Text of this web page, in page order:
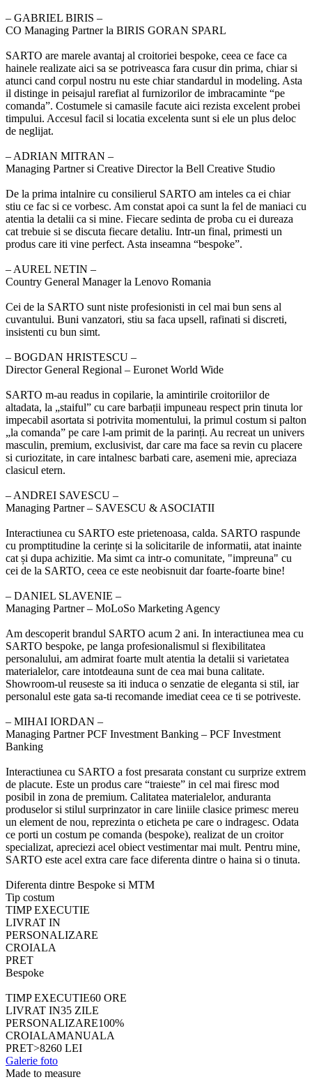
‒ GABRIEL BIRIS –
CO Managing Partner la BIRIS GORAN SPARL
SARTO are marele avantaj al croitoriei bespoke, ceea ce face ca
hainele realizate aici sa se potriveasca fara cusur din prima, chiar si
atunci cand corpul nostru nu este chiar standardul in modeling. Asta
il distinge in peisajul rarefiat al furnizorilor de imbracaminte “pe
comanda”. Costumele si camasile facute aici rezista excelent probei
timpului. Accesul facil si locatia excelenta sunt si ele un plus deloc
de neglijat.
‒ ADRIAN MITRAN –
Managing Partner si Creative Director la Bell Creative Studio
De la prima intalnire cu consilierul SARTO am inteles ca ei chiar
stiu ce fac si ce vorbesc. Am constat apoi ca sunt la fel de maniaci cu
atentia la detalii ca si mine. Fiecare sedinta de proba cu ei dureaza
cat trebuie si se discuta fiecare detaliu. Intr-un final, primesti un
produs care iti vine perfect. Asta inseamna “bespoke”.
‒ AUREL NETIN –
Country General Manager la Lenovo Romania
Cei de la SARTO sunt niste profesionisti in cel mai bun sens al
cuvantului. Buni vanzatori, stiu sa faca upsell, rafinati si discreti,
insistenti cu bun simt.
‒ BOGDAN HRISTESCU –
Director General Regional – Euronet World Wide
SARTO m-au readus in copilarie, la amintirile croitoriilor de
altadata, la „staiful” cu care barbații impuneau respect prin tinuta lor
impecabil asortata si potrivita momentului, la primul costum si palton
„la comanda” pe care l-am primit de la parinți. Au recreat un univers
masculin, premium, exclusivist, dar care ma face sa revin cu placere
si curiozitate, in care intalnesc barbati care, asemeni mie, apreciaza
clasicul etern.
‒ ANDREI SAVESCU –
Managing Partner – SAVESCU & ASOCIATII
Interactiunea cu SARTO este prietenoasa, calda. SARTO raspunde
cu promptitudine la cerințe si la solicitarile de informatii, atat inainte
cat și dupa achizitie. Ma simt ca intr-o comunitate, "impreuna" cu
cei de la SARTO, ceea ce este neobisnuit dar foarte-foarte bine!
‒ DANIEL SLAVENIE –
Managing Partner – MoLoSo Marketing Agency
Am descoperit brandul SARTO acum 2 ani. In interactiunea mea cu
SARTO bespoke, pe langa profesionalismul si flexibilitatea
personalului, am admirat foarte mult atentia la detalii si varietatea
materialelor, care intotdeauna sunt de cea mai buna calitate.
Showroom-ul reuseste sa iti induca o senzatie de eleganta si stil, iar
personalul este gata sa-ti recomande imediat ceea ce ti se potriveste.
‒ MIHAI IORDAN –
Managing Partner PCF Investment Banking – PCF Investment
Banking
Interactiunea cu SARTO a fost presarata constant cu surprize extrem
de placute. Este un produs care “traieste” in cel mai firesc mod
posibil in zona de premium. Calitatea materialelor, anduranta
produselor si stilul surprinzator in care liniile clasice primesc mereu
un element de nou, reprezinta o eticheta pe care o indragesc. Odata
ce porti un costum pe comanda (bespoke), realizat de un croitor
specializat, apreciezi acel obiect vestimentar mai mult. Pentru mine,
SARTO este acel extra care face diferenta dintre o haina si o tinuta.
Diferenta dintre Bespoke si MTM
Tip costum
TIMP EXECUTIE
LIVRAT IN
PERSONALIZARE
CROIALA
PRET
Bespoke
TIMP EXECUTIE60 ORE
LIVRAT IN35 ZILE
PERSONALIZARE100%
CROIALAMANUALA
PRET>8260 LEI
Galerie foto
Made to measure